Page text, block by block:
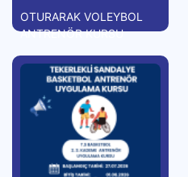
OTURARAK VOLEYBOL
ANTRENÖR KURSU